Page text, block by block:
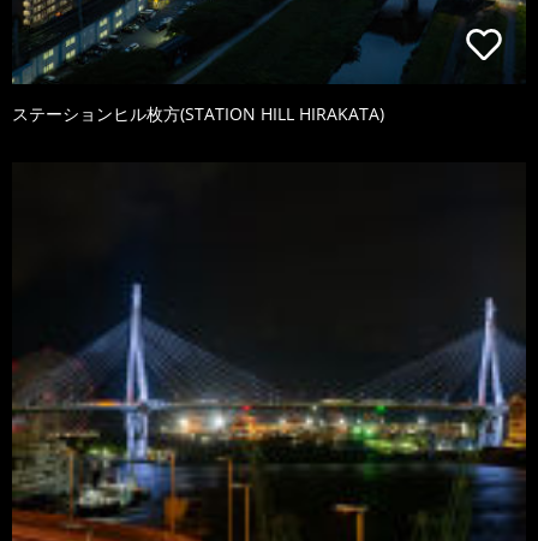
ステーションヒル枚方(STATION HILL HIRAKATA)